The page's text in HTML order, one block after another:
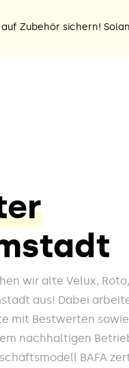
Zubehör sichern!
wir alte Velux,
aus! Dabei
mit Bestwerten
nachhaltigen
BAFA